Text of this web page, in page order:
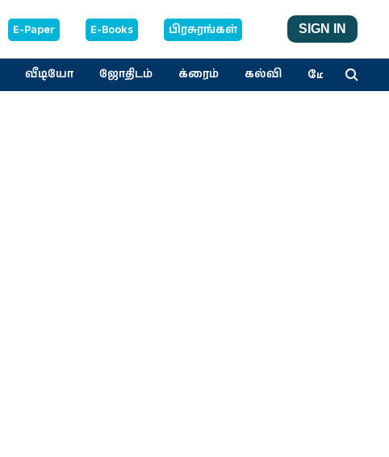
E-Paper E-Books பிரசுரங்கள் SIGN IN
வீடியோ ஜோதிடம் க்ரைம் கல்வி மேலும்